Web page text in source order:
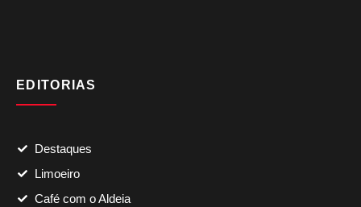
EDITORIAS
Destaques
Limoeiro
Café com o Aldeia